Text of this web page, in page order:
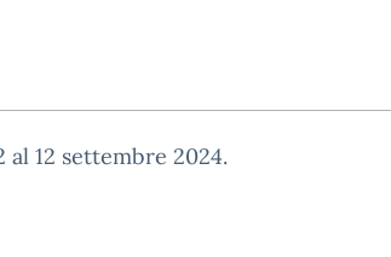
12 settembre 2024.